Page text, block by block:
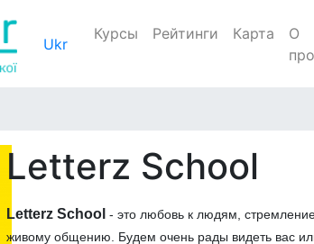
Ukr
Курсы Рейтинги Карта
О
Letterz School
Letterz School - это любовь к людям,
живому общению. Будем очень рады видеть вас